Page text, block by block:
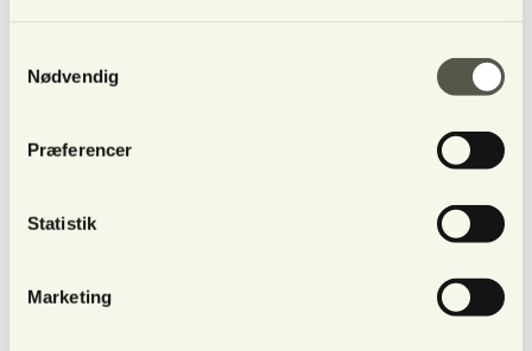
Nødvendig
Præferencer
Statistik
Marketing
Den åndelige virkelighed
Forfatter Jens Johansen